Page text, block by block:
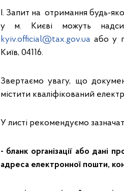
І. Запит на отримання будь-
у м. Києві можуть
kyiv.official@tax.gov.ua або у
Київ, 04116.
Звертаємо увагу, що
містити кваліфікований
У листі рекомендуємо
- бланк організації або дані
адреса електронної пошти,